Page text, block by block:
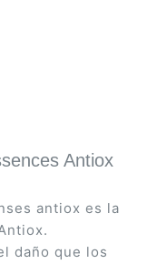
Antiox
antiox es la
daño que los